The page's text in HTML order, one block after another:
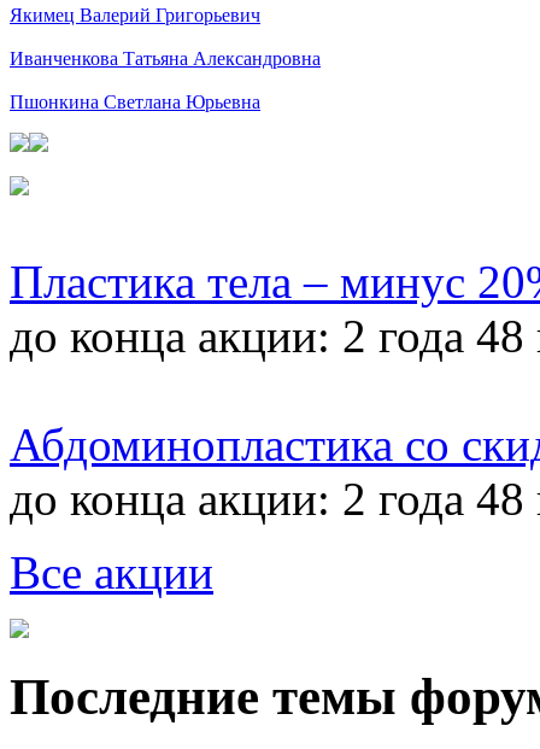
Якимец Валерий Григорьевич
Иванченкова Татьяна Александровна
Пшонкина Светлана Юрьевна
Пластика тела – минус
до конца акции: 2 года 48
Абдоминопластика со
до конца акции: 2 года 48
Все акции
Последние темы